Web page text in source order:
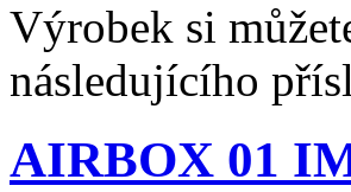
Výrobek si
následujícího
AIRBOX 01